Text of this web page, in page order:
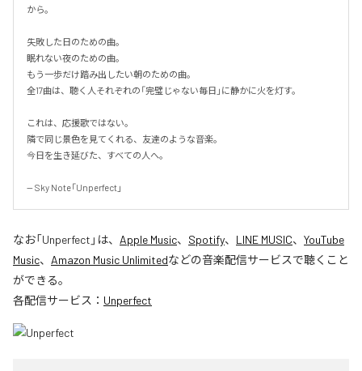
から。
失敗した日のための曲。
眠れない夜のための曲。
もう一歩だけ踏み出したい朝のための曲。
全17曲は、聴く人それぞれの「完璧じゃない毎日」に静かに火を灯す。
これは、応援歌ではない。
隣で同じ景色を見てくれる、友達のような音楽。
今日を生き延びた、すべての人へ。
-- Sky Note「Unperfect」
なお「Unperfect 」は、 Apple Music、 Spotify、 LINE MUSIC、 YouTube
Music、 Amazon Music Unlimitedなどの音楽配信サービスで聴くこと
ができる。
各配信サービス： Unperfect